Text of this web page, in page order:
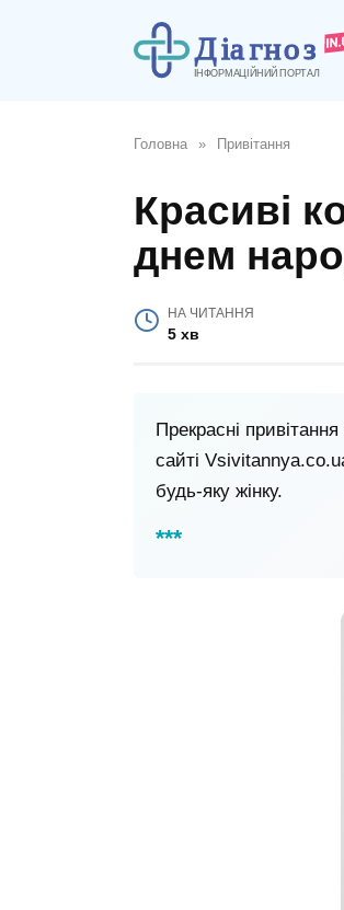
Головна » Привітання
Красиві
днем
НА ЧИТАННЯ
5 хв
Прекрасні
сайті
будь-яку жінку.